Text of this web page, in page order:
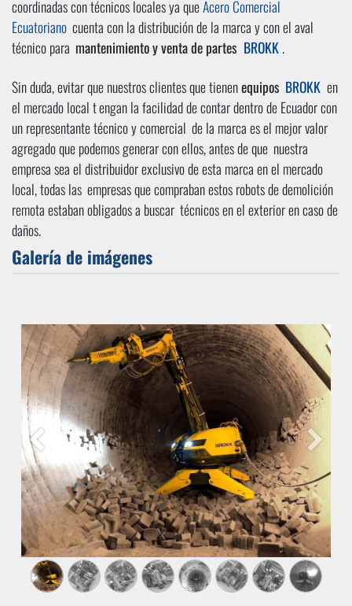
coordinadas con técnicos locales ya queAcero Comercial
Ecuatoriano cuenta con la distribución de la marca y con el aval
técnico para mantenimiento y venta de partes BROKK .
Sin duda, evitar que nuestros clientes que tienenequipos BROKK en
el mercado local tengan la facilidad de contar dentro de Ecuador con
un representante técnico y comercial de la marca es el mejor valor
agregado que podemos generar con ellos, antes de que nuestra
empresa sea el distribuidor exclusivo de esta marca en el mercado
local, todas las empresas que compraban estos robots de demolición
remota estaban obligados a buscar técnicos en el exterior en caso de
daños.
Galería de imágenes
Anterior